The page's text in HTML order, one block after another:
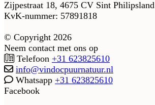
Zijpestraat 18, 4675 CV Sint Philipsland
KvK-nummer: 57891818
© Copyright 2026
Neem contact met ons op
Telefoon +31 623825610
info@vindocpuurnatuur.nl
Whatsapp +31 623825610
Facebook